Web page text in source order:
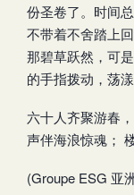
份圣卷了。时间
不带着不舍踏上
那碧草跃然，可
的手指拨动，荡
六十人齐聚游春
声伴海浪惊魂；
(Groupe ESG 亚